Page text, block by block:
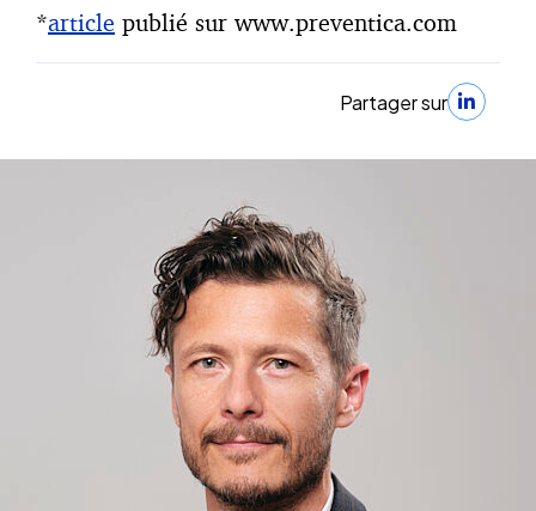
*article publié sur www.preventica.com
Partager sur